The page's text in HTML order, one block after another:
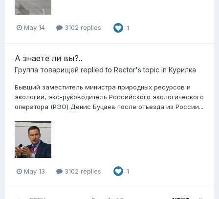
May 14 3102 replies 1
А знаете ли вы?..
Группа товарищей replied to Rector's topic in Курилка
Бывший заместитель министра природных ресурсов и
экологии, экс-руководитель Российского экологического
оператора (РЭО) Денис Буцаев после отъезда из России...
May 13 3102 replies 1